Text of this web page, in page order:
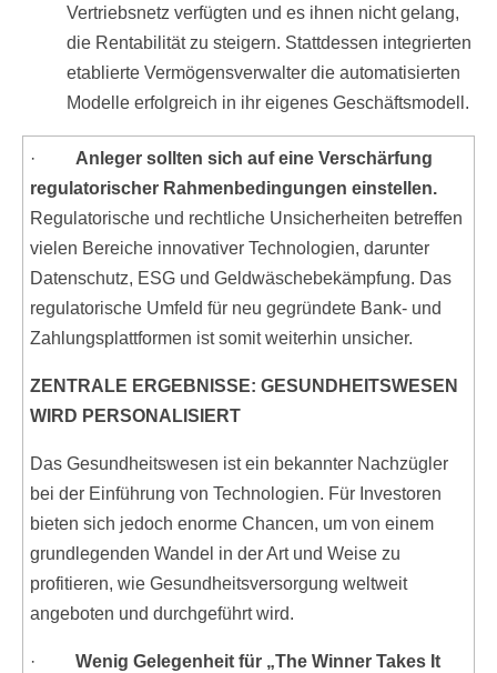
Vertriebsnetz verfügten und es ihnen nicht gelang,
die Rentabilität zu steigern. Stattdessen integrierten
etablierte Vermögensverwalter die automatisierten
Modelle erfolgreich in ihr eigenes Geschäftsmodell.
· Anleger sollten sich auf eine Verschärfung
regulatorischer Rahmenbedingungen einstellen.
Regulatorische und rechtliche Unsicherheiten betreffen
vielen Bereiche innovativer Technologien, darunter
Datenschutz, ESG und Geldwäschebekämpfung. Das
regulatorische Umfeld für neu gegründete Bank- und
Zahlungsplattformen ist somit weiterhin unsicher.
ZENTRALE ERGEBNISSE: GESUNDHEITSWESEN
WIRD PERSONALISIERT
Das Gesundheitswesen ist ein bekannter Nachzügler
bei der Einführung von Technologien. Für Investoren
bieten sich jedoch enorme Chancen, um von einem
grundlegenden Wandel in der Art und Weise zu
profitieren, wie Gesundheitsversorgung weltweit
angeboten und durchgeführt wird.
· Wenig Gelegenheit für „The Winner Takes It